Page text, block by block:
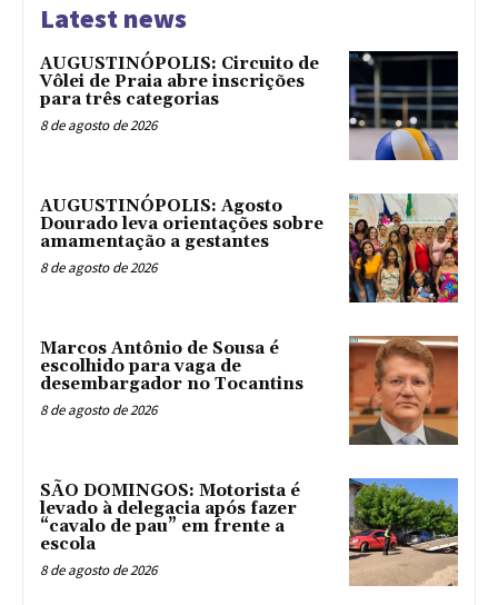
Latest news
AUGUSTINÓPOLIS: Circuito de
Vôlei de Praia abre inscrições
para três categorias
8 de agosto de 2026
AUGUSTINÓPOLIS: Agosto
Dourado leva orientações sobre
amamentação a gestantes
8 de agosto de 2026
Marcos Antônio de Sousa é
escolhido para vaga de
desembargador no Tocantins
8 de agosto de 2026
SÃO DOMINGOS: Motorista é
levado à delegacia após fazer
“cavalo de pau” em frente a
escola
8 de agosto de 2026